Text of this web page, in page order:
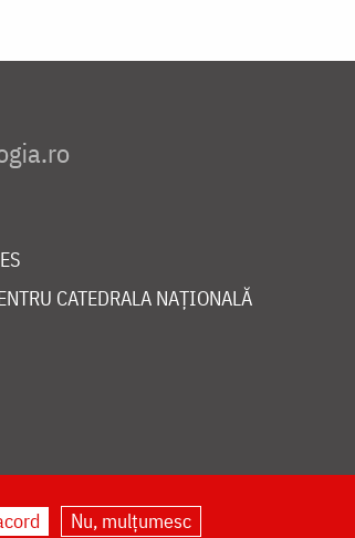
CATEDRALA NAȚIONALĂ
Nu, mulțumesc